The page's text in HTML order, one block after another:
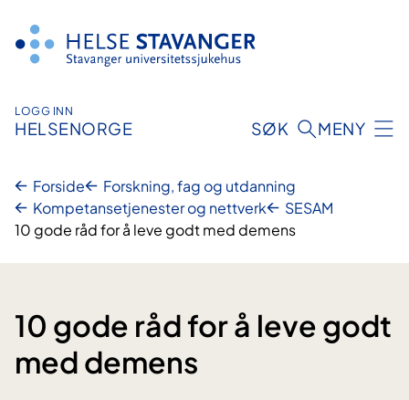
innhold
LOGG INN
HELSENORGE SØK MENY
Forside
Forskning, fag og utdanning
Kompetansetjenester og nettverk
SESAM
10 gode råd for å leve godt med demens
10 gode råd for å leve godt
med demens